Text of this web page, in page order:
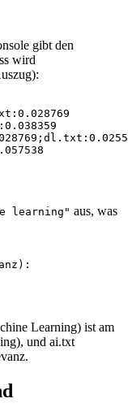
gibt den
wird
learning" aus, was
Learning) ist am
und ai.txt